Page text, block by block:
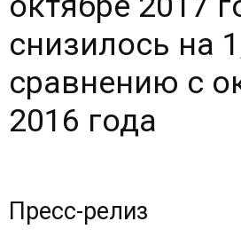
снизилось на
сравнению с
2016 года
Пресс-релиз